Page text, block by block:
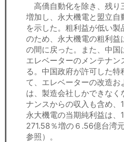
高僑自動化を除き、残り
増加し、永大機電と盟立自
を示した。粗利益が低い製
のため、永大機電の粗利益
の間に戻った。また、中国
エレベーターのメンテナン
る。中国政府が許可した特
て、エレベーターの改造お
は、製造会社しかできなく
ナンスからの収入も含め、
永大機電の当期純利益は、
271.58％増の６.56億台湾
参照）。